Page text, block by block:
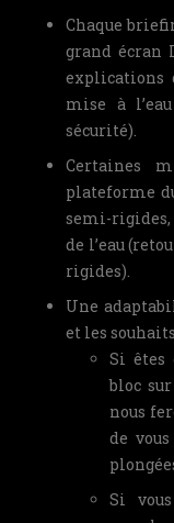
Chaque
grand écran
explications
mise à
sécurité).
Certaines
plateforme
semi-rigides,
de l’eau
rigides).
Une
et les
Si êtes
bloc
nous
de
Si